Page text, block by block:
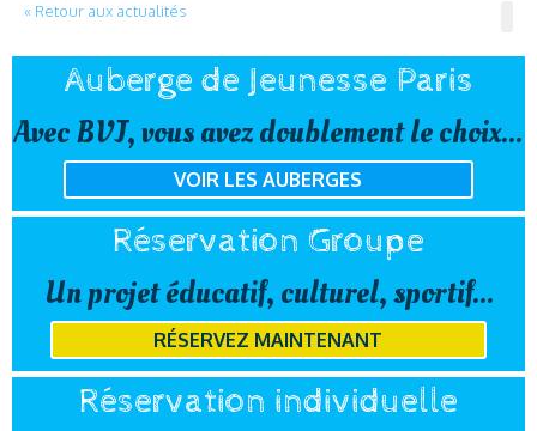
« Retour aux actualités
Auberge de Jeunesse Paris
Avec BVJ, vous avez doublement le choix...
VOIR LES AUBERGES
Réservation Groupe
Un projet éducatif, culturel, sportif...
RÉSERVEZ MAINTENANT
Réservation individuelle